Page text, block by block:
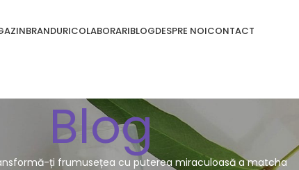
BRANDURICOLABORARIBLOGDESPRE NOICONTACT
Blog
ți frumusețea cu puterea miraculoasă a matcha